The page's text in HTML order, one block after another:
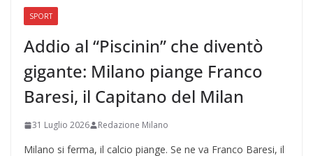
SPORT
Addio al “Piscinin” che diventò
gigante: Milano piange Franco
Baresi, il Capitano del Milan
31 Luglio 2026 Redazione Milano
Milano si ferma, il calcio piange. Se ne va Franco Baresi, il